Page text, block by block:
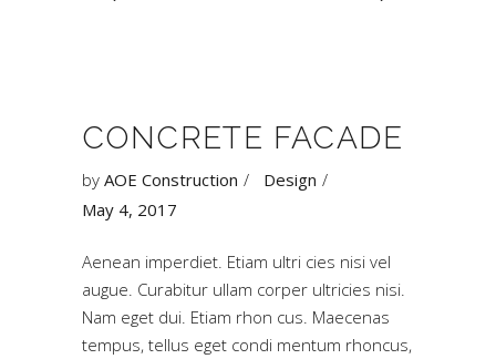
CONCRETE FACADE
by AOE Construction
Design
May 4, 2017
Aenean imperdiet. Etiam ultri cies nisi vel
augue. Curabitur ullam corper ultricies nisi.
Nam eget dui. Etiam rhon cus. Maecenas
tempus, tellus eget condi mentum rhoncus,